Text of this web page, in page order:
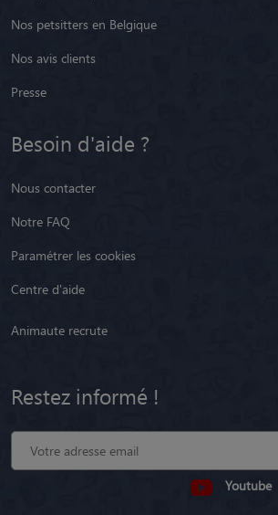
Nos petsitters en Belgique
Nos avis clients
Presse
Besoin d'aide ?
Nous contacter
Notre FAQ
Paramétrer les cookies
Centre d'aide
Animaute recrute
Restez informé !
Youtube